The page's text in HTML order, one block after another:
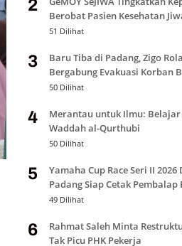
2
Berobat Pasien Kesehatan
51 Dilihat
3
Baru Tiba di Padang, Zigo
Bergabung Evakuasi Korban
50 Dilihat
4
Merantau untuk Ilmu:
Waddah al-Qurthubi
50 Dilihat
5
Yamaha Cup Race Seri II
Padang Siap Cetak
49 Dilihat
6
Rahmat Saleh Minta
Tak Picu PHK Pekerja